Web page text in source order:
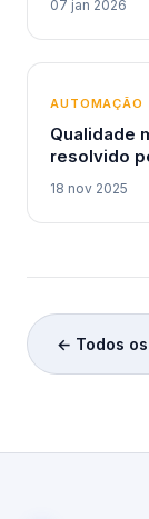
07 jan 2026
AUTOMAÇÃO
Qualidade
resolvido
18 nov 2025
← Todos